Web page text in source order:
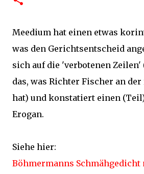
Meedium hat einen etwas
was den Gerichtsentscheid
sich auf die 'verbotenen Zeilen'
das, was Richter Fischer an
hat) und konstatiert einen
Erogan.
Siehe hier:
Böhmermanns Schmähgedicht